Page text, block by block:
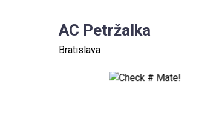
AC Petržalka
Bratislava